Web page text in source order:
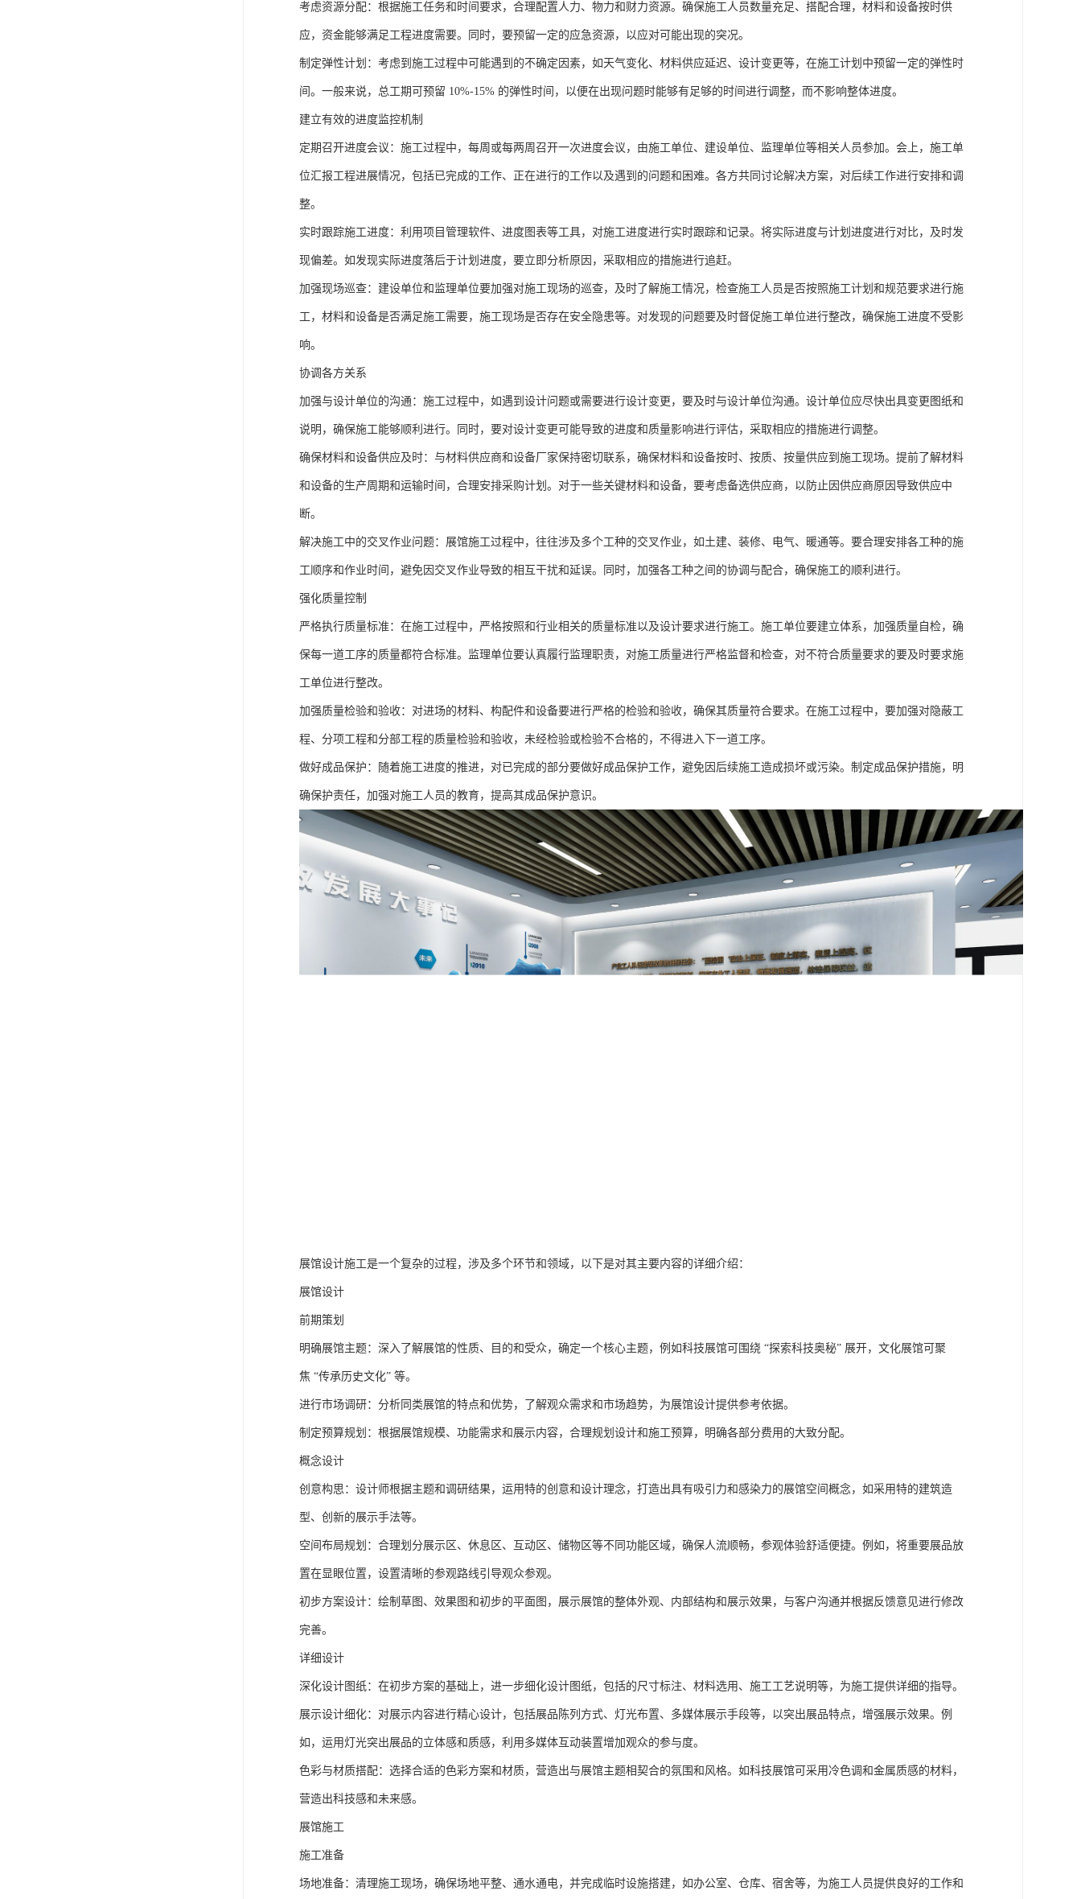
考虑资源分配：根据施工任务和时间要求，合理配置人力、物力和财力资源。确保施工人员数量充足、搭配合理，材料和设备按时供
应，资金能够满足工程进度需要。同时，要预留一定的应急资源，以应对可能出现的突况。
制定弹性计划：考虑到施工过程中可能遇到的不确定因素，如天气变化、材料供应延迟、设计变更等，在施工计划中预留一定的弹性时
间。一般来说，总工期可预留 10%-15% 的弹性时间，以便在出现问题时能够有足够的时间进行调整，而不影响整体进度。
建立有效的进度监控机制
定期召开进度会议：施工过程中，每周或每两周召开一次进度会议，由施工单位、建设单位、监理单位等相关人员参加。会上，施工单
位汇报工程进展情况，包括已完成的工作、正在进行的工作以及遇到的问题和困难。各方共同讨论解决方案，对后续工作进行安排和调
整。
实时跟踪施工进度：利用项目管理软件、进度图表等工具，对施工进度进行实时跟踪和记录。将实际进度与计划进度进行对比，及时发
现偏差。如发现实际进度落后于计划进度，要立即分析原因，采取相应的措施进行追赶。
加强现场巡查：建设单位和监理单位要加强对施工现场的巡查，及时了解施工情况，检查施工人员是否按照施工计划和规范要求进行施
工，材料和设备是否满足施工需要，施工现场是否存在安全隐患等。对发现的问题要及时督促施工单位进行整改，确保施工进度不受影
响。
协调各方关系
加强与设计单位的沟通：施工过程中，如遇到设计问题或需要进行设计变更，要及时与设计单位沟通。设计单位应尽快出具变更图纸和
说明，确保施工能够顺利进行。同时，要对设计变更可能导致的进度和质量影响进行评估，采取相应的措施进行调整。
确保材料和设备供应及时：与材料供应商和设备厂家保持密切联系，确保材料和设备按时、按质、按量供应到施工现场。提前了解材料
和设备的生产周期和运输时间，合理安排采购计划。对于一些关键材料和设备，要考虑备选供应商，以防止因供应商原因导致供应中
断。
解决施工中的交叉作业问题：展馆施工过程中，往往涉及多个工种的交叉作业，如土建、装修、电气、暖通等。要合理安排各工种的施
工顺序和作业时间，避免因交叉作业导致的相互干扰和延误。同时，加强各工种之间的协调与配合，确保施工的顺利进行。
强化质量控制
严格执行质量标准：在施工过程中，严格按照和行业相关的质量标准以及设计要求进行施工。施工单位要建立体系，加强质量自检，确
保每一道工序的质量都符合标准。监理单位要认真履行监理职责，对施工质量进行严格监督和检查，对不符合质量要求的要及时要求施
工单位进行整改。
加强质量检验和验收：对进场的材料、构配件和设备要进行严格的检验和验收，确保其质量符合要求。在施工过程中，要加强对隐蔽工
程、分项工程和分部工程的质量检验和验收，未经检验或检验不合格的，不得进入下一道工序。
做好成品保护：随着施工进度的推进，对已完成的部分要做好成品保护工作，避免因后续施工造成损坏或污染。制定成品保护措施，明
确保护责任，加强对施工人员的教育，提高其成品保护意识。
展馆设计施工是一个复杂的过程，涉及多个环节和领域，以下是对其主要内容的详细介绍：
展馆设计
前期策划
明确展馆主题：深入了解展馆的性质、目的和受众，确定一个核心主题，例如科技展馆可围绕 “探索科技奥秘” 展开，文化展馆可聚
焦 “传承历史文化” 等。
进行市场调研：分析同类展馆的特点和优势，了解观众需求和市场趋势，为展馆设计提供参考依据。
制定预算规划：根据展馆规模、功能需求和展示内容，合理规划设计和施工预算，明确各部分费用的大致分配。
概念设计
创意构思：设计师根据主题和调研结果，运用特的创意和设计理念，打造出具有吸引力和感染力的展馆空间概念，如采用特的建筑造
型、创新的展示手法等。
空间布局规划：合理划分展示区、休息区、互动区、储物区等不同功能区域，确保人流顺畅，参观体验舒适便捷。例如，将重要展品放
置在显眼位置，设置清晰的参观路线引导观众参观。
初步方案设计：绘制草图、效果图和初步的平面图，展示展馆的整体外观、内部结构和展示效果，与客户沟通并根据反馈意见进行修改
完善。
详细设计
深化设计图纸：在初步方案的基础上，进一步细化设计图纸，包括的尺寸标注、材料选用、施工工艺说明等，为施工提供详细的指导。
展示设计细化：对展示内容进行精心设计，包括展品陈列方式、灯光布置、多媒体展示手段等，以突出展品特点，增强展示效果。例
如，运用灯光突出展品的立体感和质感，利用多媒体互动装置增加观众的参与度。
色彩与材质搭配：选择合适的色彩方案和材质，营造出与展馆主题相契合的氛围和风格。如科技展馆可采用冷色调和金属质感的材料，
营造出科技感和未来感。
展馆施工
施工准备
场地准备：清理施工现场，确保场地平整、通水通电，并完成临时设施搭建，如办公室、仓库、宿舍等，为施工人员提供良好的工作和